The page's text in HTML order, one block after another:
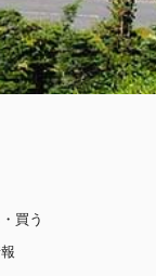
買う